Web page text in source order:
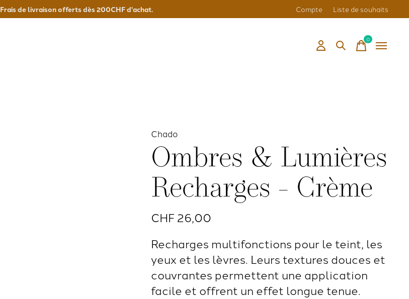
Frais de livraison offerts dès 200CHF d'achat. Compte Liste de souhaits
0items
Chado
Ombres & Lumières
Recharges - Crème
CHF 26,00
Recharges multifonctions pour le teint, les
yeux et les lèvres. Leurs textures douces et
couvrantes permettent une application
facile et offrent un effet longue tenue.